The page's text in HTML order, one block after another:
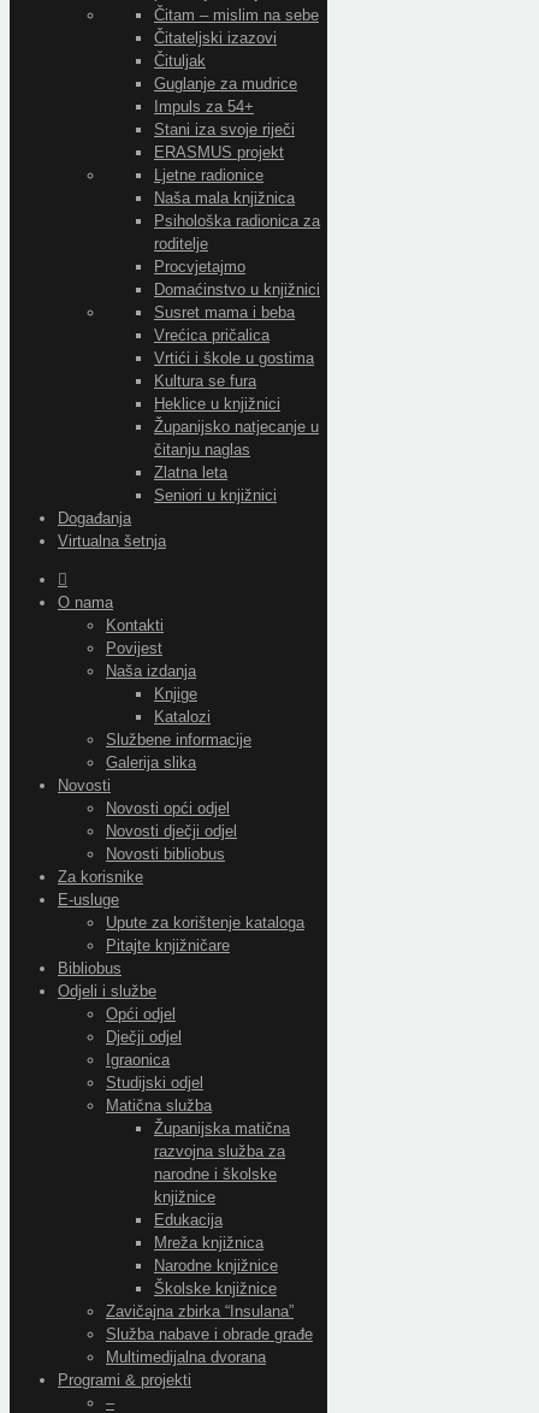
Čitam – mislim na sebe
Čitateljski izazovi
Čituljak
Guglanje za mudrice
Impuls za 54+
Stani iza svoje riječi
ERASMUS projekt
Ljetne radionice
Naša mala knjižnica
Psihološka radionica za
roditelje
Procvjetajmo
Domaćinstvo u knjižnici
Susret mama i beba
Vrećica pričalica
Vrtići i škole u gostima
Kultura se fura
Heklice u knjižnici
Županijsko natjecanje u
čitanju naglas
Zlatna leta
Seniori u knjižnici
Događanja
Virtualna šetnja
O nama
Kontakti
Povijest
Naša izdanja
Knjige
Katalozi
Službene informacije
Galerija slika
Novosti
Novosti opći odjel
Novosti dječji odjel
Novosti bibliobus
Za korisnike
E-usluge
Upute za korištenje kataloga
Pitajte knjižničare
Bibliobus
Odjeli i službe
Opći odjel
Dječji odjel
Igraonica
Studijski odjel
Matična služba
Županijska matična
razvojna služba za
narodne i školske
knjižnice
Edukacija
Mreža knjižnica
Narodne knjižnice
Školske knjižnice
Zavičajna zbirka “Insulana”
Služba nabave i obrade građe
Multimedijalna dvorana
Programi & projekti
–